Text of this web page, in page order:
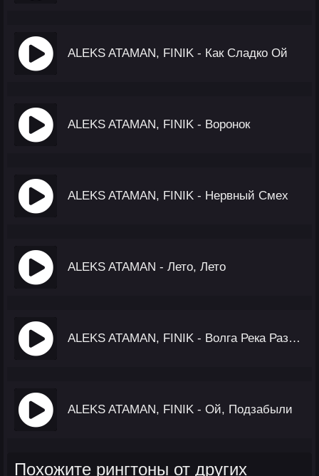
ALEKS ATAMAN, FINIK - Как Сладко Ой
ALEKS ATAMAN, FINIK - Воронок
ALEKS ATAMAN, FINIK - Нервный Смех
ALEKS ATAMAN - Лето, Лето
ALEKS ATAMAN, FINIK - Волга Река Разделяет На Два Берега
ALEKS ATAMAN, FINIK - Ой, Подзабыли
Похожите рингтоны от других